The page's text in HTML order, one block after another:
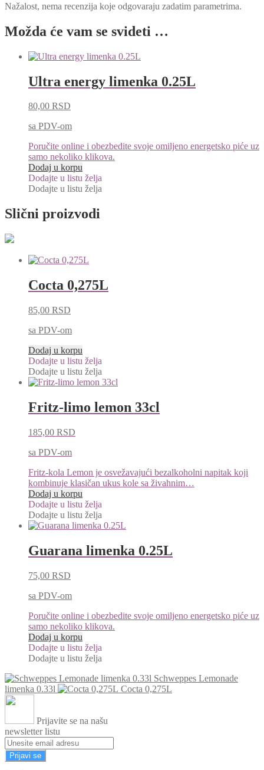
Nažalost, nema recenzija koje odgovaraju zadatim parametrima.
Možda će vam se svideti …
Ultra energy limenka 0.25L
80,00 RSD
sa PDV-om
Poručite online i obezbedite svoje omiljeno energetsko piće uz
samo nekoliko klikova.
Dodaj u korpu
Dodajte u listu želja
Dodajte u listu želja
Slični proizvodi
Cocta 0,275L
85,00 RSD
sa PDV-om
Dodaj u korpu
Dodajte u listu želja
Dodajte u listu želja
Fritz-limo lemon 33cl
185,00 RSD
sa PDV-om
Fritz-kola Lemon je osvežavajući bezalkoholni napitak koji
kombinuje klasičan ukus kole sa živahnim…
Dodaj u korpu
Dodajte u listu želja
Dodajte u listu želja
Guarana limenka 0.25L
75,00 RSD
sa PDV-om
Poručite online i obezbedite svoje omiljeno energetsko piće uz
samo nekoliko klikova.
Dodaj u korpu
Dodajte u listu želja
Dodajte u listu želja
Schweppes Lemonade
limenka 0.33l
Cocta 0,275L
Prijavite se na našu
newsletter listu
Prijavi se